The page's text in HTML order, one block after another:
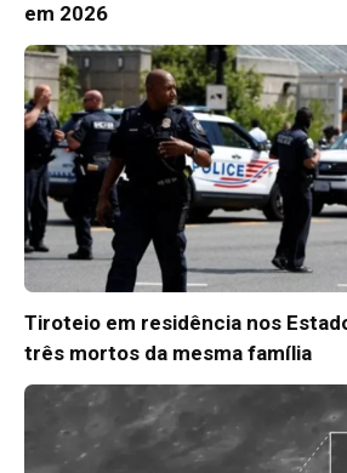
em 2026
Tiroteio em residência nos
três mortos da mesma família